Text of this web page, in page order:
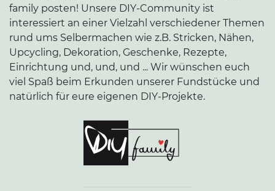
family posten! Unsere DIY-Community ist
interessiert an einer Vielzahl verschiedener Themen
rund ums Selbermachen wie z.B. Stricken, Nähen,
Upcycling, Dekoration, Geschenke, Rezepte,
Einrichtung und, und, und ... Wir wünschen euch
viel Spaß beim Erkunden unserer Fundstücke und
natürlich für eure eigenen DIY-Projekte.